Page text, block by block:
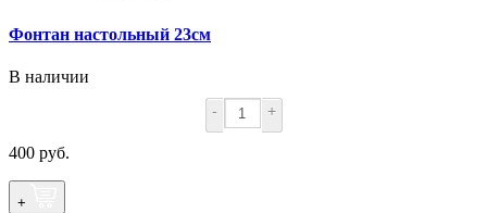
Фонтан настольный 23см
В наличии
- +
400 руб.
+